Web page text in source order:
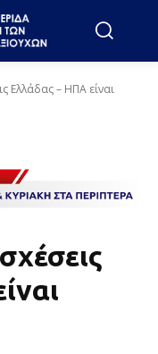
Ελλάδας – ΗΠΑ είναι